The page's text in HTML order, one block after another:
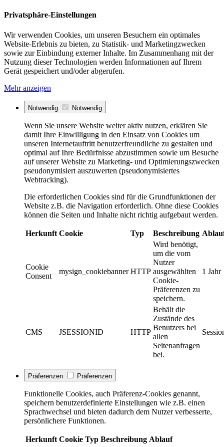
Privatsphäre-Einstellungen
Wir verwenden Cookies, um unseren Besuchern ein optimales
Website-Erlebnis zu bieten, zu Statistik- und Marketingzwecken
sowie zur Einbindung externer Inhalte. Im Zusammenhang mit der
Nutzung dieser Technologien werden Informationen auf Ihrem
Gerät gespeichert und/oder abgerufen.
Mehr anzeigen
Notwendig Notwendig
Wenn Sie unsere Website weiter aktiv nutzen, erklären Sie
damit Ihre Einwilligung in den Einsatz von Cookies um
unseren Internetauftritt benutzerfreundliche zu gestalten und
optimal auf Ihre Bedürfnisse abzustimmen sowie um Besuche
auf unserer Website zu Marketing- und Optimierungszwecken
pseudonymisiert auszuwerten (pseudonymisiertes
Webtracking).
Die erforderlichen Cookies sind für die Grundfunktionen der
Website z.B. die Navigation erforderlich. Ohne diese Cookies
können die Seiten und Inhalte nicht richtig aufgebaut werden.
Herkunft Cookie Typ Beschreibung
Cookie
Consent
mysign_cookiebanner HTTP
Wird benötigt,
um die vom
Nutzer
ausgewählten
Cookie-
Präferenzen zu
speichern.
1 Jahr
CMS JSESSIONID HTTP
Behält die
Zustände des
Benutzers bei
allen
Seitenanfragen
bei.
Präferenzen Präferenzen
Funktionelle Cookies, auch Präferenz-Cookies genannt,
speichern benutzerdefinierte Einstellungen wie z.B. einen
Sprachwechsel und bieten dadurch dem Nutzer verbesserte,
persönlichere Funktionen.
Herkunft Cookie Typ Beschreibung Ablauf